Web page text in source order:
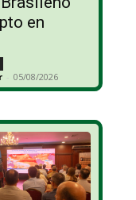
en
- 05/08/2026